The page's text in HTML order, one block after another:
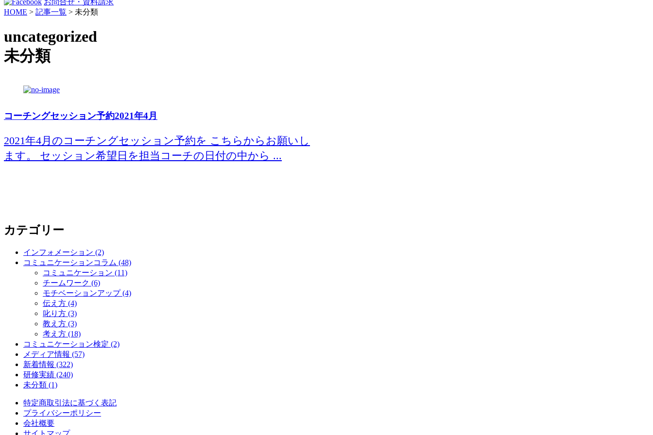
お問合せ・資料請求
HOME > 記事一覧 > 未分類
uncategorized
未分類
コーチングセッション予約2021年4月
2021年4月のコーチングセッション予約を こちらからお願いし
ます。 セッション希望日を担当コーチの日付の中から ...
カテゴリー
インフォメーション (2)
コミュニケーションコラム (48)
コミュニケーション (11)
チームワーク (6)
モチベーションアップ(4)
伝え方 (4)
叱り方 (3)
教え方 (3)
考え方 (18)
コミュニケーション検定 (2)
メディア情報 (57)
新着情報 (322)
研修実績 (240)
未分類 (1)
特定商取引法に基づく表記
プライバシーポリシー
会社概要